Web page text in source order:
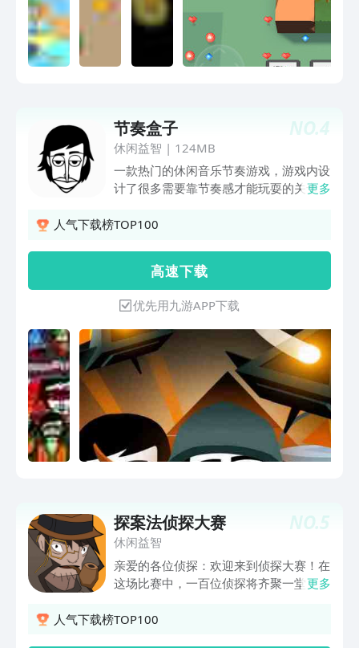
NO.4
节奏盒子
休闲益智 | 124MB
一款热门的休闲音乐节奏游戏，游戏内设
计了很多需要靠节奏感才能玩耍的关卡，
让更多的玩家深陷其中不能自拔，游戏内
更多
人气下载榜TOP100
高 速 下 载
优先用九游APP下载
NO.5
探案法侦探大赛
休闲益智
亲爱的各位侦探：欢迎来到侦探大赛！在
这场比赛中，一百位侦探将齐聚一堂，侦
后在大赛中胜出的侦探，将得到一百万美
更多
人气下载榜TOP100